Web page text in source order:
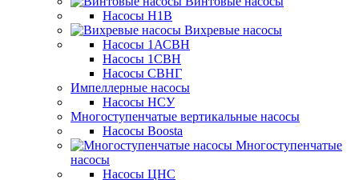
Насосы Н1В
Вихревые насосы
Насосы 1АСВН
Насосы 1СВН
Насосы СВНГ
Импеллерные насосы
Насосы НСУ
Многоступенчатые вертикальные насосы
Насосы Boosta
Многоступенчатые
насосы
Насосы ЦНС